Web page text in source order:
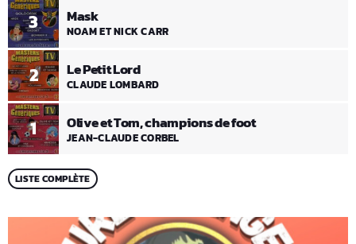
1 Olive et Tom, champions de foot
JEAN-CLAUDE CORBEL
2 Le Petit Lord
CLAUDE LOMBARD
3 Mask
NOAM ET NICK CARR
LISTE COMPLÈTE